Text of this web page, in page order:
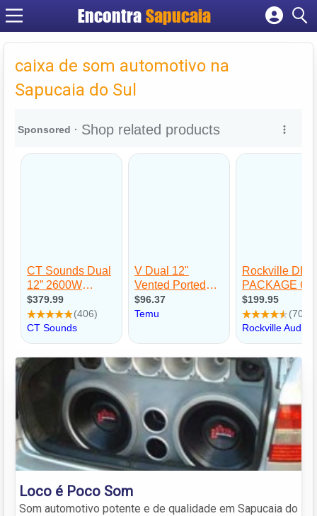
Encontra
Cadastrar empresa
Criar conta
caixa de som automotivo na
Sapucaia do Sul
Loco é Poco Som
Som automotivo potente e de qualidade em Sapucaia do